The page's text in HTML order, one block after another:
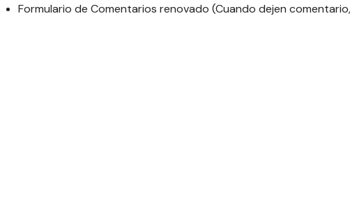
Formulario de Comentarios renovado (Cuando dejen